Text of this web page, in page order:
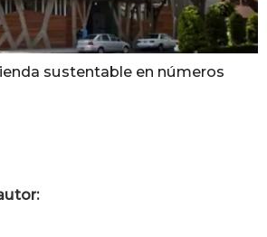
sustentable en números